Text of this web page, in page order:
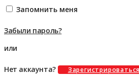
Запомнить меня
Забыли пароль?
или
Нет аккаунта?